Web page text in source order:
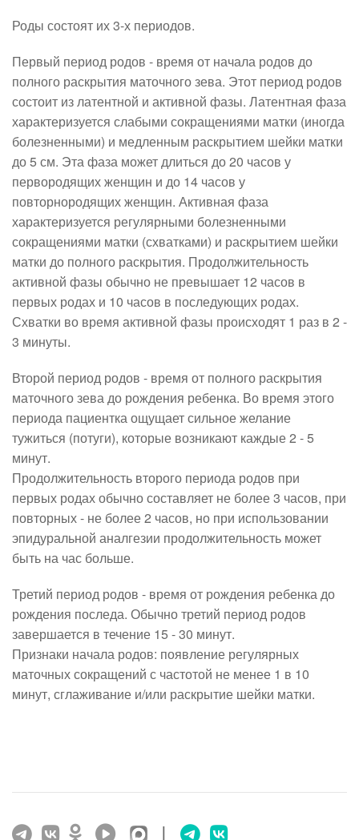
Роды состоят их 3-х периодов.
Первый период родов - время от начала родов до
полного раскрытия маточного зева. Этот период родов
состоит из латентной и активной фазы. Латентная фаза
характеризуется слабыми сокращениями матки (иногда
болезненными) и медленным раскрытием шейки матки
до 5 см. Эта фаза может длиться до 20 часов у
первородящих женщин и до 14 часов у
повторнородящих женщин. Активная фаза
характеризуется регулярными болезненными
сокращениями матки (схватками) и раскрытием шейки
матки до полного раскрытия. Продолжительность
активной фазы обычно не превышает 12 часов в
первых родах и 10 часов в последующих родах.
Схватки во время активной фазы происходят 1 раз в 2 -
3 минуты.
Второй период родов - время от полного раскрытия
маточного зева до рождения ребенка. Во время этого
периода пациентка ощущает сильное желание
тужиться (потуги), которые возникают каждые 2 - 5
минут.
Продолжительность второго периода родов при
первых родах обычно составляет не более 3 часов, при
повторных - не более 2 часов, но при использовании
эпидуральной аналгезии продолжительность может
быть на час больше.
Третий период родов - время от рождения ребенка до
рождения последа. Обычно третий период родов
завершается в течение 15 - 30 минут.
Признаки начала родов: появление регулярных
маточных сокращений с частотой не менее 1 в 10
минут, сглаживание и/или раскрытие шейки матки.
|